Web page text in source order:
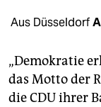
unterstützen
abo
Aus Düsseldorf
„Demokratie
das Motto der
die CDU ihrer